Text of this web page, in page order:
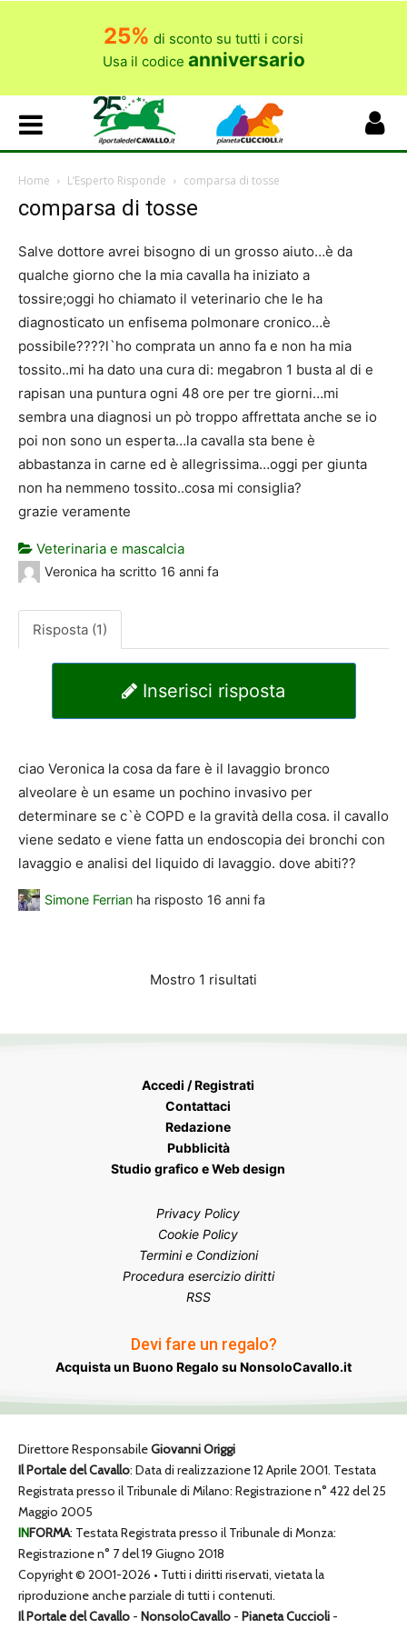
25% di sconto su tutti i corsi
Usa il codice anniversario
Home L’Esperto Risponde comparsa di tosse
comparsa di tosse
Salve dottore avrei bisogno di un grosso aiuto…è da
qualche giorno che la mia cavalla ha iniziato a
tossire;oggi ho chiamato il veterinario che le ha
diagnosticato un enfisema polmonare cronico…è
possibile????l`ho comprata un anno fa e non ha mia
tossito..mi ha dato una cura di: megabron 1 busta al di e
rapisan una puntura ogni 48 ore per tre giorni…mi
sembra una diagnosi un pò troppo affrettata anche se io
poi non sono un esperta…la cavalla sta bene è
abbastanza in carne ed è allegrissima…oggi per giunta
non ha nemmeno tossito..cosa mi consiglia?
grazie veramente
Veterinaria e mascalcia
Veronica ha scritto 16 anni fa
Risposta (1)
Inserisci risposta
ciao Veronica la cosa da fare è il lavaggio bronco
alveolare è un esame un pochino invasivo per
determinare se c`è COPD e la gravità della cosa. il cavallo
viene sedato e viene fatta un endoscopia dei bronchi con
lavaggio e analisi del liquido di lavaggio. dove abiti??
Simone Ferrian ha risposto 16 anni fa
Mostro 1 risultati
Accedi / Registrati
Contattaci
Redazione
Pubblicità
Studio grafico e Web design
Privacy Policy
Cookie Policy
Termini e Condizioni
Procedura esercizio diritti
RSS
Devi fare un regalo?
Acquista un Buono Regalo su NonsoloCavallo.it
Direttore ResponsabileGiovanni Origgi
Il Portale del Cavallo: Data di realizzazione 12 Aprile 2001. Testata
Registrata presso il Tribunale di Milano: Registrazione n° 422 del 25
Maggio 2005
INFORMA: Testata Registrata presso il Tribunale di Monza:
Registrazione n° 7 del 19 Giugno 2018
Copyright © 2001-2026 • Tutti i diritti riservati, vietata la
riproduzione anche parziale di tutti i contenuti.
Il Portale del Cavallo - NonsoloCavallo - Pianeta Cuccioli -